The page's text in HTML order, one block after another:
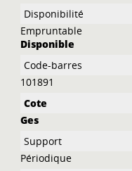
Empruntable
Disponible
101891
Ges
Périodique